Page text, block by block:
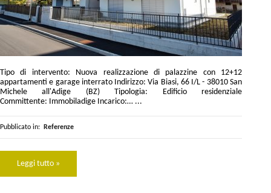
Tipo di intervento: Nuova realizzazione di palazzine con 12+12
appartamenti e garage interrato Indirizzo: Via Biasi, 66 I/L - 38010 San
Michele all'Adige (BZ) Tipologia: Edificio residenziale
Committente: Immobiladige Incarico:… ...
Pubblicato in: Referenze
Leggi tutto »